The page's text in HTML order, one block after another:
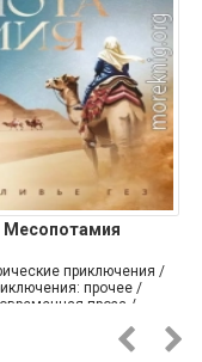
Месопотамия
приключения /
прочее /
проза /